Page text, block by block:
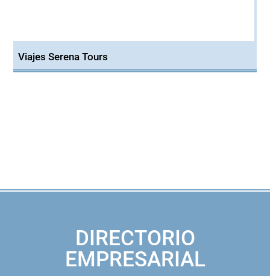
Viajes Serena Tours
DIRECTORIO
EMPRESARIAL